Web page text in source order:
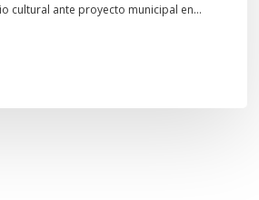
cultural ante proyecto municipal en…